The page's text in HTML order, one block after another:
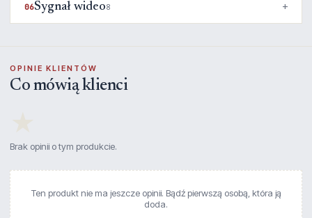
06Sygnał wideo8
OPINIE KLIENTÓW
Co mówią klienci
Brak opinii o tym produkcie.
Ten produkt nie ma jeszcze opinii. Bądź pierwszą osobą, która ją
doda.